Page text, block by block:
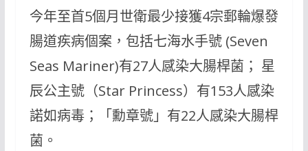
今年至首5個月世衛最少接獲4宗郵輪爆發
腸道疾病個案，包括七海水手號 (Seven
Seas Mariner)有27人感染大腸桿菌； 星
辰公主號（Star Princess）有153人感染
諾如病毒；「勳章號」有22人感染大腸桿
菌。